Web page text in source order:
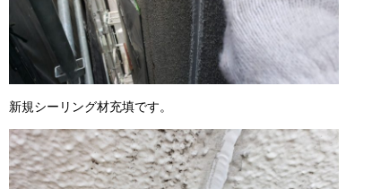
新規シーリング材充填です。